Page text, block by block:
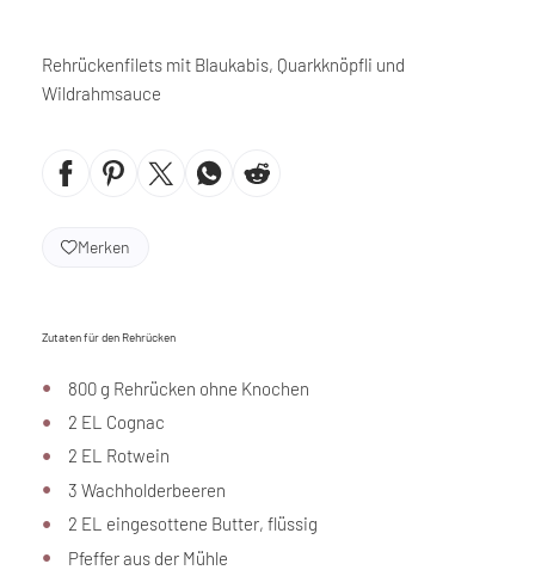
Rehrückenfilets mit Blaukabis, Quarkknöpfli und
Wildrahmsauce
Merken
Zutaten für den Rehrücken
800 g Rehrücken ohne Knochen
2 EL Cognac
2 EL Rotwein
3 Wachholderbeeren
2 EL eingesottene Butter, flüssig
Pfeffer aus der Mühle